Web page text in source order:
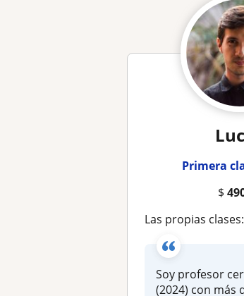
Primera
$
Las propias clases: Profe TEFL experimentado
Soy profesor
(2024) con más